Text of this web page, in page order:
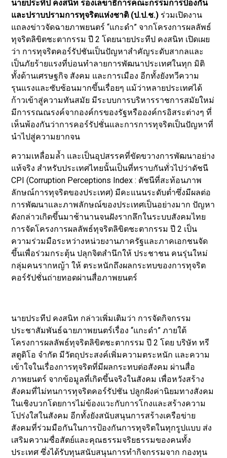
นายประทีป คงสนิท รองเลขาธิการคณะกรรมการป้องกัน
และปราบปรามการทุจริตแห่งชาติ (ป.ป.ช.) ร่วมเปิดงาน
แถลงข่าวจัดฉายภาพยนตร์ “แกะดำ” จากโครงการผลลัพธ์
ทุจริตลิขิตชะตากรรม ปี 2 โดยนายประทีป คงสนิท เปิดเผย
ว่า การทุจริตคอร์รัปชันเป็นปัญหาสำคัญระดับสากลและ
เป็นภัยร้ายแรงที่บ่อนทำลายการพัฒนาประเทศในทุก มิติ
ทั้งด้านเศรษฐกิจ สังคม และการเมือง อีกทั้งยังทวีความ
รุนแรงและซับซ้อนมากขึ้นเรื่อยๆ แม้ว่าหลายประเทศได้
ก้าวเข้าสู่ความทันสมัย มีระบบการบริหารราชการสมัยใหม่
มีการรณณรงค์จากองค์กรของรัฐหรือองค์กรอิสระต่างๆ ที่
เห็นพ้องกันว่าการคอร์รัปชั่นและการการทุจริตเป็นปัญหาที่
นําไปสู่ความยากจน
ความเหลื่อมล้ำ และเป็นอุปสรรคที่ขัดขวางการพัฒนาอย่าง
แท้จริง สําหรับประเทศไทยนั้นเป็นที่ทราบกันทั่วไปว่าดัชนี
CPI (Corruption Perceptions Index : ดัชนีที่สะท้อนภาพ
ลักษณ์การทุจริตของประเทศ) มีคะแนนระดับต่ำซึ่งมีผลต่อ
การพัฒนาและภาพลักษณ์ของประเทศเป็นอย่างมาก ปัญหา
ดังกล่าวเกิดขึ้นมาช้านานจนฝังรากลึกในระบบสังคมไทย
การจัดโครงการผลลัพธ์ทุจริตลิขิตชะตากรรม ปี 2 เป็น
ความร่วมมือระหว่างหน่วยงานภาครัฐและภาคเอกชนจัด
ขึ้นเพื่อร่วมกระตุ้น ปลุกจิตสำนึกให้ ประชาชน คนรุ่นใหม่
กลุ่มคนรากหญ้า ให้ ตระหนักถึงผลกระทบของการทุจริต
คอร์รัปชั่นถ่ายทอดผ่านสื่อภาพยนตร์
นายประทีป คงสนิท กล่าวเพิ่มเติมว่า การจัดกิจกรรม
ประชาสัมพันธ์ฉายภาพยนตร์เรื่อง “แกะดำ” ภายใต้
โครงการผลลัพธ์ทุจริตลิขิตชะตากรรม ปี 2 โดย บริษัท ทรี
สตูดิโอ จำกัด มีวัตถุประสงค์เพิ่มความตระหนัก และความ
เข้าใจในเรื่องการทุจริตที่มีผลกระทบต่อสังคม ผ่านสื่อ
ภาพยนตร์ จากข้อมูลที่เกิดขึ้นจริงในสังคม เพื่อหวังสร้าง
สังคมที่ไม่ทนการทุจริตคอร์รัปชัน ปลูกฝังค่านิยมทางสังคม
ในเชิงบวกโดยการไม่ข้องแวะกับการโกงและสร้างความ
โปร่งใสในสังคม อีกทั้งยังสนับสนุนการสร้างเครือข่าย
สังคมที่ร่วมมือกันในการป้องกันการทุจริตในทุกรูปแบบ ส่ง
เสริมความซื่อสัตย์และคุณธรรมจริยธรรมของคนทั้ง
ประเทศ ซึ่งได้รับทุนสนับสนุนการทำกิจกรรมจาก กองทุน